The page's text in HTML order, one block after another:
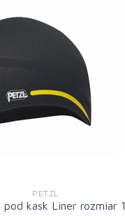
PETZL
pod kask Liner rozmiar 1